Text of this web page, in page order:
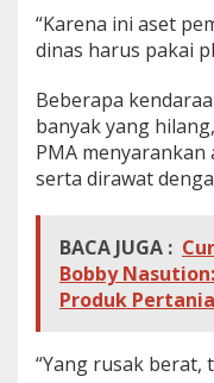
“Karena ini aset
dinas harus pakai
Beberapa
banyak yang
PMA
serta dirawat
BACA JUGA :
Bobby
Produk
“Yang rusak berat,